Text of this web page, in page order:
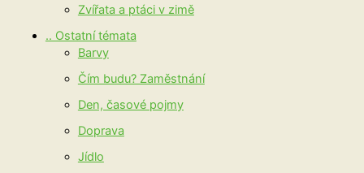
Zvířata a ptáci v zimě
.. Ostatní témata
Barvy
Čím budu? Zaměstnání
Den, časové pojmy
Doprava
Jídlo